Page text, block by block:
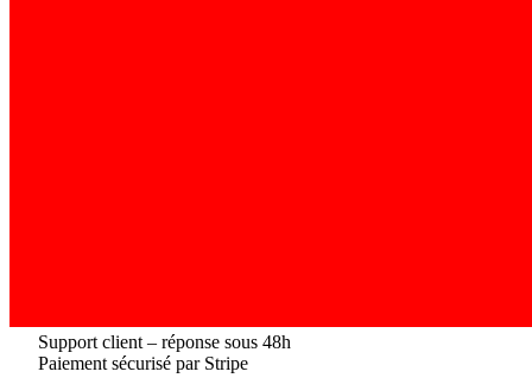
Support client – réponse sous 48h
Paiement sécurisé par Stripe